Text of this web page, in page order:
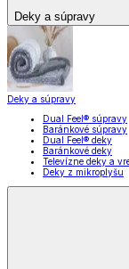
Deky a súpravy
Deky a súpravy
Dual Feel® súpravy
Baránkové súpravy
Dual Feel® deky
Baránkové deky
Televízne deky a
Deky z mikroplyšu